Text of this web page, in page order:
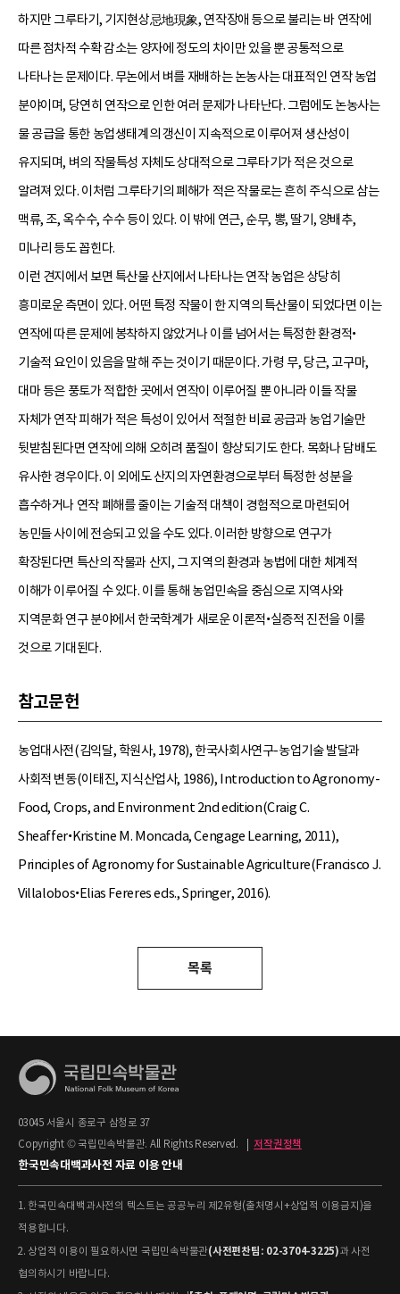
하지만 그루타기, 기지현상忌地現象, 연작장애 등으로 불리는 바 연작에
따른 점차적 수확 감소는 양자에 정도의 차이만 있을 뿐 공통적으로
나타나는 문제이다. 무논에서 벼를 재배하는 논농사는 대표적인 연작 농업
분야이며, 당연히 연작으로 인한 여러 문제가 나타난다. 그럼에도 논농사는
물 공급을 통한 농업생태계의 갱신이 지속적으로 이루어져 생산성이
유지되며, 벼의 작물특성 자체도 상대적으로 그루타기가 적은 것으로
알려져 있다. 이처럼 그루타기의 폐해가 적은 작물로는 흔히 주식으로 삼는
맥류, 조, 옥수수, 수수 등이 있다. 이 밖에 연근, 순무, 뽕, 딸기, 양배추,
미나리 등도 꼽힌다.
이런 견지에서 보면 특산물 산지에서 나타나는 연작 농업은 상당히
흥미로운 측면이 있다. 어떤 특정 작물이 한 지역의 특산물이 되었다면 이는
연작에 따른 문제에 봉착하지 않았거나 이를 넘어서는 특정한 환경적•
기술적 요인이 있음을 말해 주는 것이기 때문이다. 가령 무, 당근, 고구마,
대마 등은 풍토가 적합한 곳에서 연작이 이루어질 뿐 아니라 이들 작물
자체가 연작 피해가 적은 특성이 있어서 적절한 비료 공급과 농업기술만
뒷받침된다면 연작에 의해 오히려 품질이 향상되기도 한다. 목화나 담배도
유사한 경우이다. 이 외에도 산지의 자연환경으로부터 특정한 성분을
흡수하거나 연작 폐해를 줄이는 기술적 대책이 경험적으로 마련되어
농민들 사이에 전승되고 있을 수도 있다. 이러한 방향으로 연구가
확장된다면 특산의 작물과 산지, 그 지역의 환경과 농법에 대한 체계적
이해가 이루어질 수 있다. 이를 통해 농업민속을 중심으로 지역사와
지역문화 연구 분야에서 한국학계가 새로운 이론적•실증적 진전을 이룰
것으로 기대된다.
참고문헌
농업대사전(김익달, 학원사, 1978), 한국사회사연구-농업기술 발달과
사회적 변동(이태진, 지식산업사, 1986), Introduction to Agronomy-
Food, Crops, and Environment 2nd edition(Craig C.
Sheaffer•Kristine M. Moncada, Cengage Learning, 2011),
Principles of Agronomy for Sustainable Agriculture(Francisco J.
Villalobos•Elias Fereres eds., Springer, 2016).
목록
03045 서울시 종로구 삼청로 37
Copyright © 국립민속박물관. All Rights Reserved.
저작권정책
한국민속대백과사전 자료 이용 안내
1. 한국민속대백과사전의 텍스트는 공공누리 제2유형(출처명시+상업적 이용금지)을
적용합니다.
2. 상업적 이용이 필요하시면 국립민속박물관(사전편찬팀: 02-3704-3225)과 사전
협의하시기 바랍니다.